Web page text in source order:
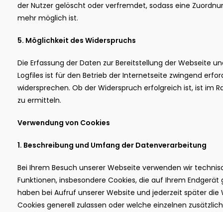
der Nutzer gelöscht oder verfremdet, sodass eine
mehr möglich ist.
5. Möglichkeit des Widerspruchs
Die Erfassung der Daten zur Bereitstellung der Webseite
Logfiles ist für den Betrieb der Internetseite zwingend
widersprechen. Ob der Widerspruch erfolgreich ist, ist im
zu ermitteln.
Verwendung von Cookies
1. Beschreibung und Umfang der Datenverarbeitung
Bei Ihrem Besuch unserer Webseite verwenden wir
Funktionen, insbesondere Cookies, die auf Ihrem
haben bei Aufruf unserer Website und jederzeit später die
Cookies generell zulassen oder welche einzelnen